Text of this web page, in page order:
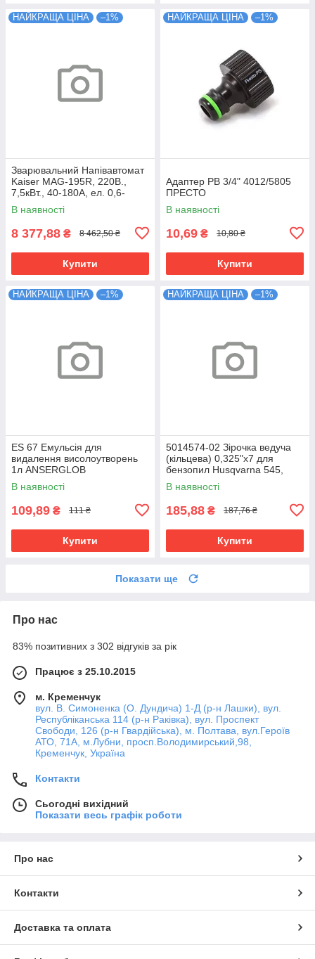
НАЙКРАЩА ЦІНА –1%
Зварювальний Напівавтомат
Kaiser MAG-195R, 220В.,
7,5кВт., 40-180А, ел. 0,6-
1,0мм.37кг
В наявності
8 377,88 ₴ 8 462,50 ₴
Купити
НАЙКРАЩА ЦІНА –1%
Адаптер РВ 3/4" 4012/5805
ПРЕСТО
В наявності
10,69 ₴ 10,80 ₴
Купити
НАЙКРАЩА ЦІНА –1%
ES 67 Емульсія для
видалення висолоутворень
1л ANSERGLOB
В наявності
109,89 ₴ 111 ₴
Купити
НАЙКРАЩА ЦІНА –1%
5014574-02 Зірочка ведуча
(кільцева) 0,325"x7 для
бензопил Husqvarna 545,
550, 555, 560, 565
В наявності
185,88 ₴ 187,76 ₴
Купити
Показати ще
Про нас
83% позитивних з 302 відгуків за рік
Працює з 25.10.2015
м. Кременчук
вул. В. Симоненка (О. Дундича) 1-Д (р-н Лашки), вул.
Республіканська 114 (р-н Раківка), вул. Проспект
Свободи, 126 (р-н Гвардійська), м. Полтава, вул.Героїв
АТО, 71А, м.Лубни, просп.Володимирський,98,
Кременчук, Україна
Контакти
Сьогодні вихідний
Показати весь графік роботи
Про нас
Контакти
Доставка та оплата